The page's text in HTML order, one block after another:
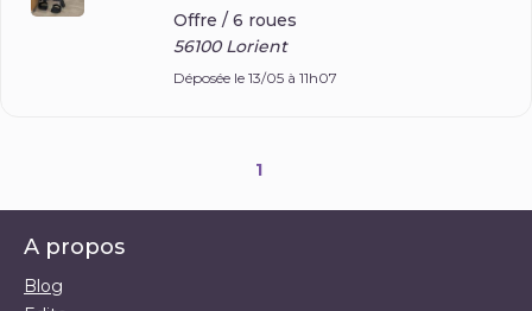
Offre / 6 roues
56100 Lorient
Déposée le 13/05 à 11h07
1
A propos
Blog